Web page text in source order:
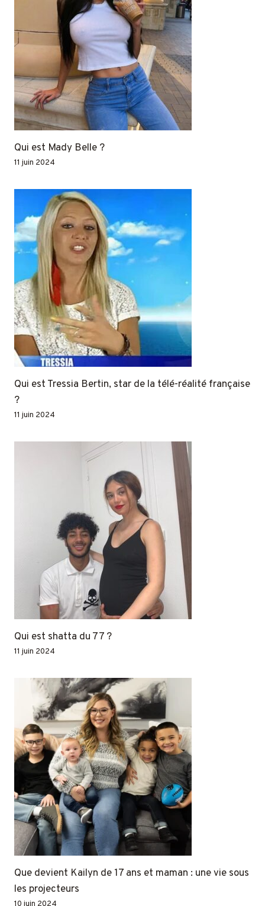
Qui est Mady Belle ?
11 juin 2024
Qui est Tressia Bertin, star de la télé-réalité française
?
11 juin 2024
Qui est shatta du 77 ?
11 juin 2024
Que devient Kailyn de 17 ans et maman : une vie sous
les projecteurs